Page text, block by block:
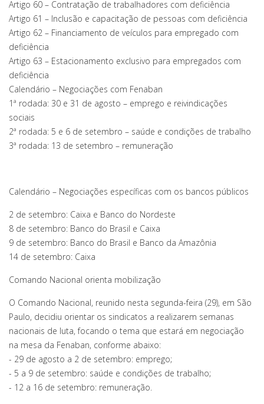
Artigo 60 – Contratação de trabalhadores com deficiência
Artigo 61 – Inclusão e capacitação de pessoas com deficiência
Artigo 62 – Financiamento de veículos para empregado com
deficiência
Artigo 63 – Estacionamento exclusivo para empregados com
deficiência
Calendário – Negociações com Fenaban
1ª rodada: 30 e 31 de agosto – emprego e reivindicações
sociais
2ª rodada: 5 e 6 de setembro – saúde e condições de trabalho
3ª rodada: 13 de setembro – remuneração
Calendário – Negociações específicas com os bancos públicos
2 de setembro: Caixa e Banco do Nordeste
8 de setembro: Banco do Brasil e Caixa
9 de setembro: Banco do Brasil e Banco da Amazônia
14 de setembro: Caixa
Comando Nacional orienta mobilização
O Comando Nacional, reunido nesta segunda-feira (29), em São
Paulo, decidiu orientar os sindicatos a realizarem semanas
nacionais de luta, focando o tema que estará em negociação
na mesa da Fenaban, conforme abaixo:
- 29 de agosto a 2 de setembro: emprego;
- 5 a 9 de setembro: saúde e condições de trabalho;
- 12 a 16 de setembro: remuneração.